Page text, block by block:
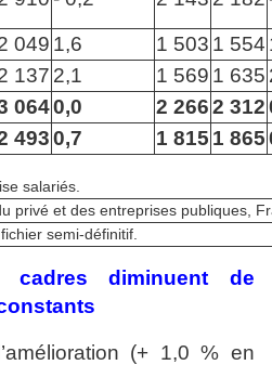
salariés.
privé et des entreprises publiques,
semi-définitif.
049 1,6 1 503 1 554
137 2,1 1 569 1 635
0640,0 2 2662 312
4930,7 1 815 1 865
cadres diminuent de
(+ 1,0 % en